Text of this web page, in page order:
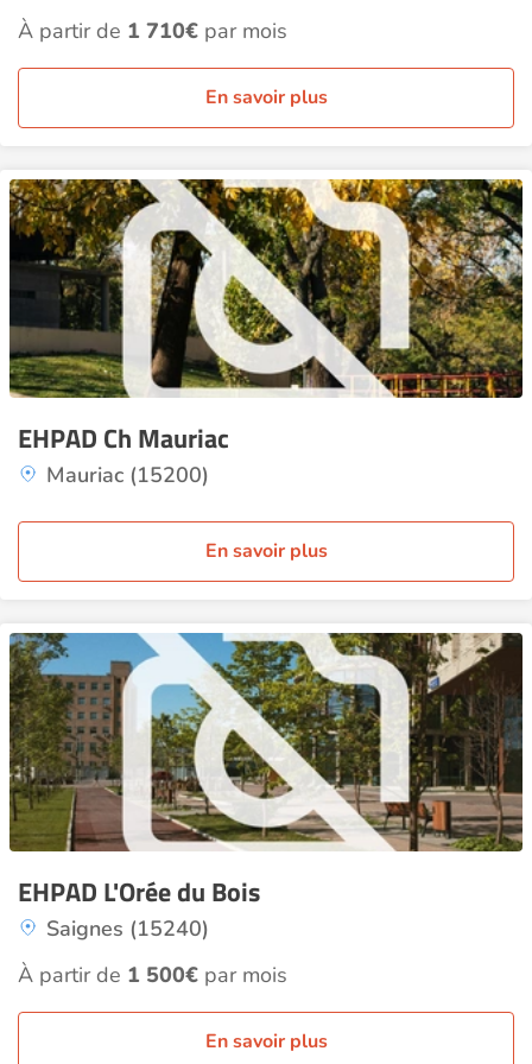
À partir de 1 710€ par mois
En savoir plus
EHPAD Ch Mauriac
Mauriac (15200)
En savoir plus
EHPAD L'Orée du Bois
Saignes (15240)
À partir de 1 500€ par mois
En savoir plus